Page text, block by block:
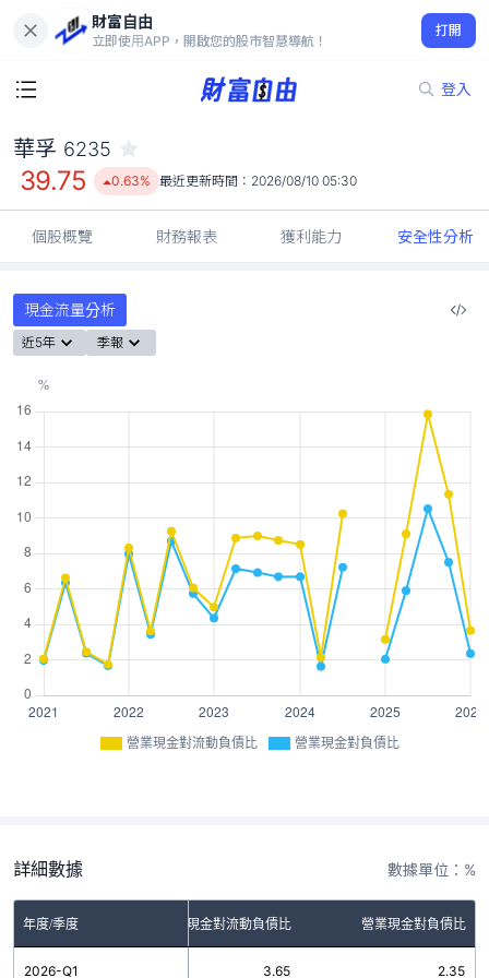
財富自由
立即使用APP，開啟您的股市智慧導航！
打開
登入
39.75
0.63%
華孚 6235
39.75 0.63% 最近更新時間： 2026/08/10 05:30
個股概覽 財務報表 獲利能力 安全性分析
現金流量分析
近5年 季報
營業現金對流動負債比 營業現金對負債比
詳細數據 數據單位：%
年度/季度 營業現金對流動負債比 營業現金對負債比
2026-Q1 3.65 2.35